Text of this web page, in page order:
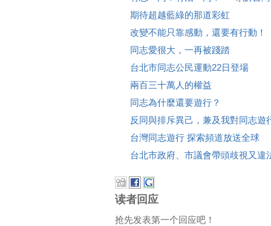
期待超越藍綠的那道彩虹
改變不能只靠感動，還要有行動！
同志愛很大，一再被踐踏
台北市同志公民運動22日登場
兩百三十萬人的權益
同志為什麼還要遊行？
反同與排斥異己，兼及我對同志遊
台灣同志遊行 探索頻道放送全球
台北市政府、市議會帶頭歧視又
读者回应
抢先发表第一个回应吧！